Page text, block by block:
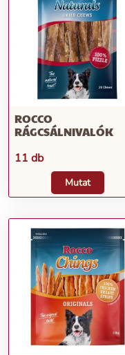
ROCCO
RÁGCSÁLNIVALÓK
11 db
Mutat